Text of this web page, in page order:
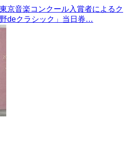
京音楽コンクール入賞者によるク
deクラシック」当日券…